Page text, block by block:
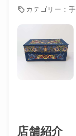
カテゴリー：
店舗紹介